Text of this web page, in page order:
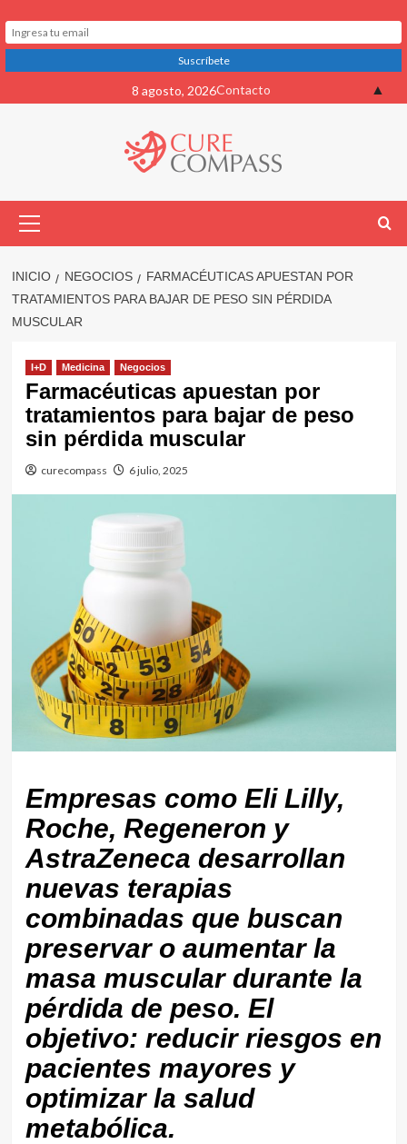
al
8 agosto, 2026Contacto
primario
INICIO NEGOCIOS
FARMACÉUTICAS APUESTAN POR
TRATAMIENTOS PARA BAJAR DE PESO SIN PÉRDIDA
MUSCULAR
I+D Medicina Negocios
Farmacéuticas apuestan por
tratamientos para bajar de peso
sin pérdida muscular
curecompass 6 julio, 2025
Empresas como Eli Lilly,
Roche, Regeneron y
AstraZeneca desarrollan
nuevas terapias
combinadas que buscan
preservar o aumentar la
masa muscular durante la
pérdida de peso. El
objetivo: reducir riesgos en
pacientes mayores y
optimizar la salud
metabólica.
▲